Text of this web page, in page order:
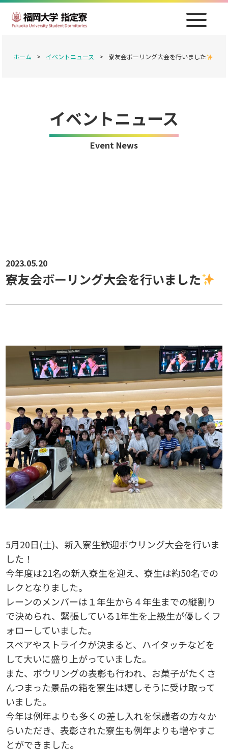
ホーム > イベントニュース > 寮友会ボーリング大会を行いました
イベントニュース
Event News
2023.05.20
寮友会ボーリング大会を行いました
5月20日(土)、新入寮生歓迎ボウリング大会を行いま
した！
今年度は21名の新入寮生を迎え、寮生は約50名での
レクとなりました。
レーンのメンバーは１年生から４年生までの縦割り
で決められ、緊張している1年生を上級生が優しくフ
ォローしていました。
スペアやストライクが決まると、ハイタッチなどを
して大いに盛り上がっていました。
また、ボウリングの表彰も行われ、お菓子がたくさ
んつまった景品の箱を寮生は嬉しそうに受け取って
いました。
今年は例年よりも多くの差し入れを保護者の方々か
らいただき、表彰された寮生も例年よりも増やすこ
とができました。